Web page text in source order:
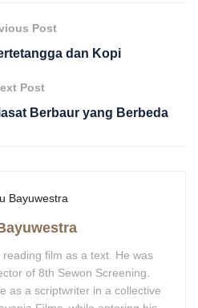
Post
dan Kopi
Post
Berbaur yang Berbeda
film as a text. He was
of 8th Sewon Screening.
as a scriptwriter in a collective